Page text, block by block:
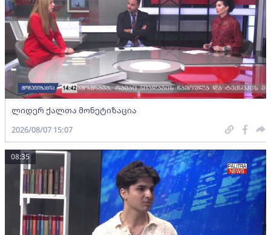
ლიდერ ქალთა მონეტიზაცია
2026/08/07 15:07
08:35